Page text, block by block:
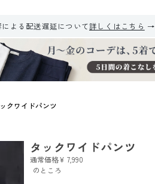
よる配送遅延について詳しくはこちら
クワイドパンツ
タックワイドパンツ
通常価格¥ 7,990
のところ